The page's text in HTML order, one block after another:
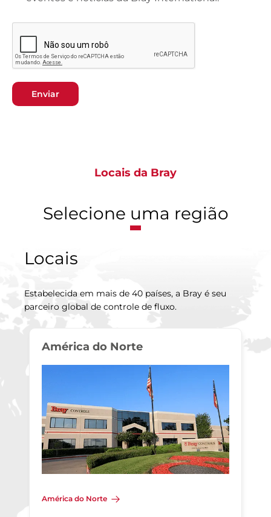
Enviar
Locais da Bray
Selecione uma região
Locais
Estabelecida em mais de 40 países, a Bray é seu
parceiro global de controle de fluxo.
América do Norte
América do Norte